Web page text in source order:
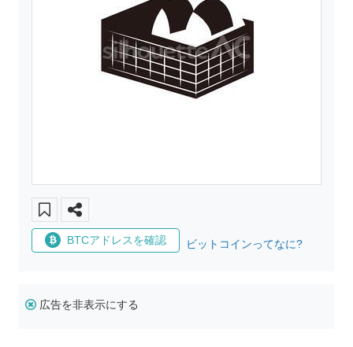
BTCアドレスを確認 ビットコインってなに?
広告を非表示にする